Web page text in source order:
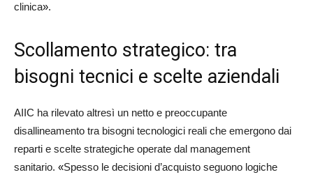
clinica».
Scollamento strategico: tra
bisogni tecnici e scelte aziendali
AIIC ha rilevato altresì un netto e preoccupante
disallineamento tra bisogni tecnologici reali che emergono dai
reparti e scelte strategiche operate dal management
sanitario. «Spesso le decisioni d’acquisto seguono logiche